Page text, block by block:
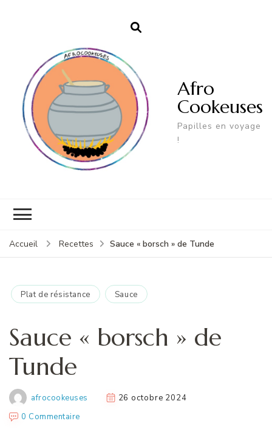
Afro
Cookeuses
Papilles en voyage
!
Accueil Recettes Sauce « borsch » de Tunde
Plat de résistance Sauce
Sauce « borsch » de
Tunde
afrocookeuses
26 octobre 2024
0 Commentaire